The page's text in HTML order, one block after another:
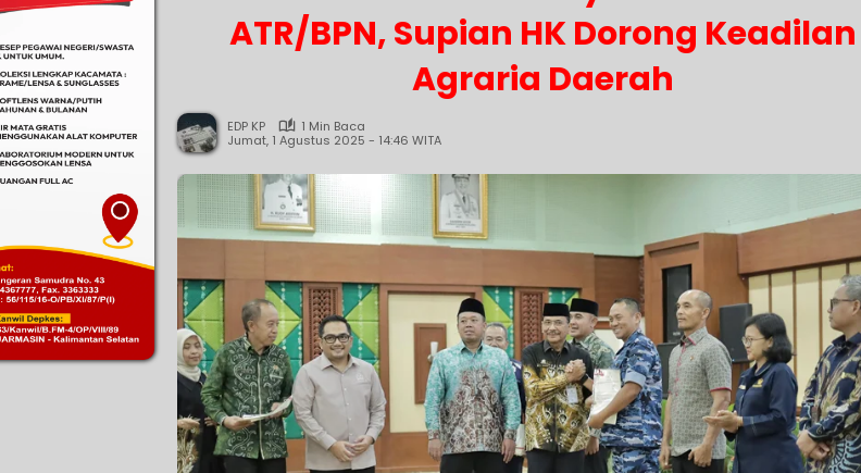
ATR/BPN, Supian HK Dorong Keadilan
Agraria Daerah
EDP KP
1 Min Baca
Jumat, 1 Agustus 2025 - 14:46 WITA